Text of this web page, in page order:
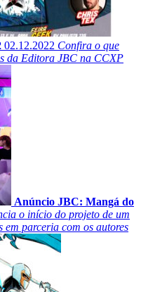
02.12.2022 Confira o que
da Editora JBC na CCXP
Anúncio JBC: Mangá do
o início do projeto de um
parceria com os autores